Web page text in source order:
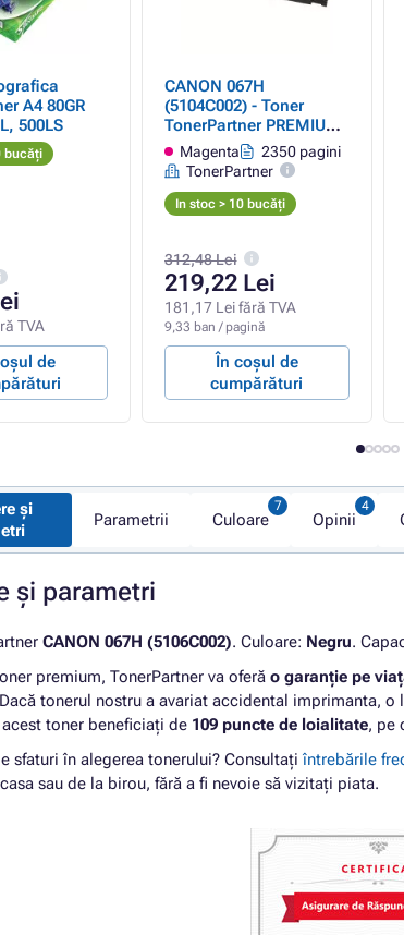
A4 80GR
500LS
bucăți
TVA
de
CANON 067H
(5104C002) - Toner
TonerPartner PREMIUM,
magenta cu cip OEM -
nu afișează nivelul de
toner rămas
Magenta
2350 pagini
TonerPartner
In stoc > 10 bucăți
312,48 Lei
219,22 Lei
181,17 Lei fără TVA
9,33 ban / pagină
În coșul de
cumpărături
și
Parametrii Culoare Opinii
și parametri
CANON 067H (5106C002). Culoare: Negru.
premium, TonerPartner va oferă o garanție pe
tonerul nostru a avariat accidental imprimanta,
toner beneficiați de 109 puncte de loialitate, pe
sfaturi în alegerea tonerului? Consultați întrebările
sau de la birou, fără a fi nevoie să vizitați piata.